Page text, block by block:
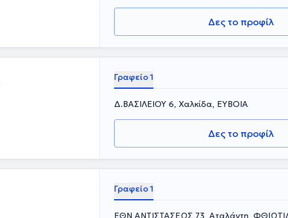
Δες το προφίλ
Γραφείο 1
Δ.ΒΑΣΙΛΕΙΟΥ 6, Χαλκίδα, ΕΥΒΟΙΑ
Δες το προφίλ
Γραφείο 1
ΕΘΝ ΑΝΤΙΣΤΑΣΕΩΣ 73, Αταλάντη,